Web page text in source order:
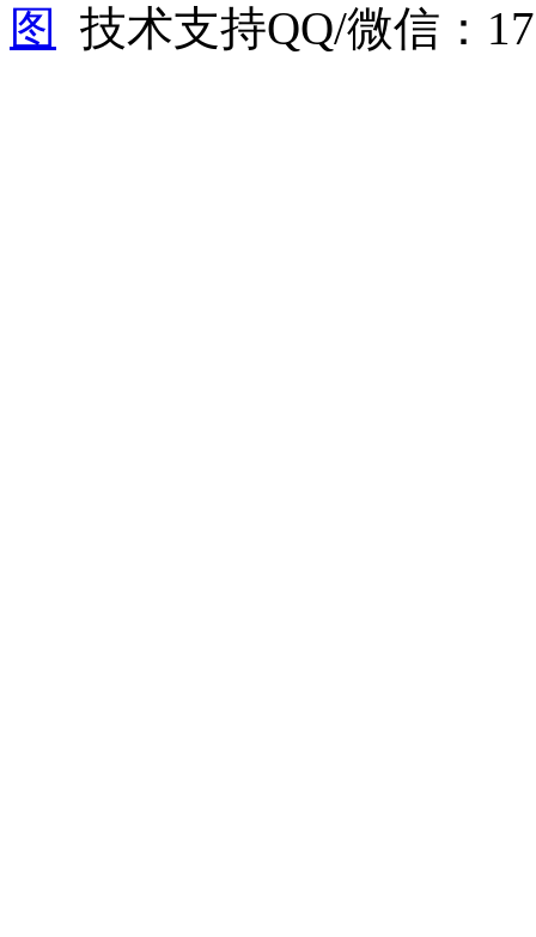
图
技术支持QQ/微信：